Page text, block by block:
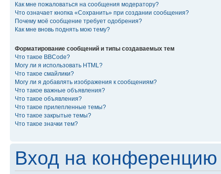
Как мне пожаловаться на сообщения модератору?
Что означает кнопка «Сохранить» при создании сообщения?
Почему моё сообщение требует одобрения?
Как мне вновь поднять мою тему?
Форматирование сообщений и типы создаваемых тем
Что такое BBCode?
Могу ли я использовать HTML?
Что такое смайлики?
Могу ли я добавлять изображения к сообщениям?
Что такое важные объявления?
Что такое объявления?
Что такое прилепленные темы?
Что такое закрытые темы?
Что такое значки тем?
Вход на конференцию